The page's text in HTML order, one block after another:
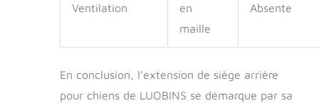
Ventilation
en
maille
Absente
En conclusion, l’extension de siège arrière
pour chiens de LUOBINS se démarque par sa